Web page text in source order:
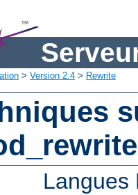
> Version 2.4 > Rewrite